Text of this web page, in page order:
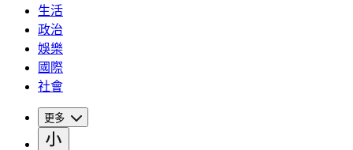
生活
政治
娛樂
國際
社會
更多